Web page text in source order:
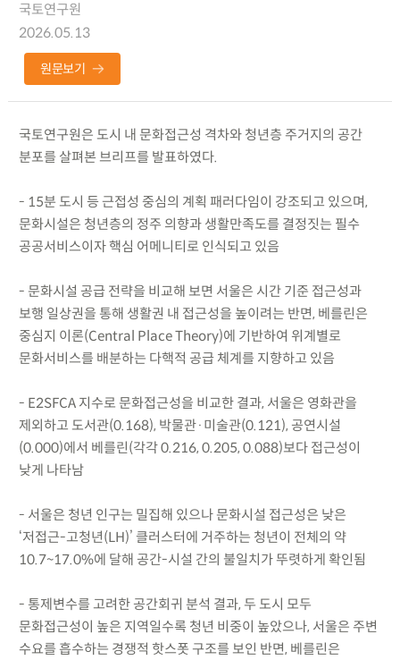
국토연구원
2026.05.13
원문보기
국토연구원은 도시 내 문화접근성 격차와 청년층 주거지의 공간
분포를 살펴본 브리프를 발표하였다.
- 15분 도시 등 근접성 중심의 계획 패러다임이 강조되고 있으며,
문화시설은 청년층의 정주 의향과 생활만족도를 결정짓는 필수
공공서비스이자 핵심 어메니티로 인식되고 있음
- 문화시설 공급 전략을 비교해 보면 서울은 시간 기준 접근성과
보행 일상권을 통해 생활권 내 접근성을 높이려는 반면, 베를린은
중심지 이론(Central Place Theory)에 기반하여 위계별로
문화서비스를 배분하는 다핵적 공급 체계를 지향하고 있음
- E2SFCA 지수로 문화접근성을 비교한 결과, 서울은 영화관을
제외하고 도서관(0.168), 박물관·미술관(0.121), 공연시설
(0.000)에서 베를린(각각 0.216, 0.205, 0.088)보다 접근성이
낮게 나타남
- 서울은 청년 인구는 밀집해 있으나 문화시설 접근성은 낮은
‘저접근-고청년(LH)’ 클러스터에 거주하는 청년이 전체의 약
10.7~17.0%에 달해 공간-시설 간의 불일치가 뚜렷하게 확인됨
- 통제변수를 고려한 공간회귀 분석 결과, 두 도시 모두
문화접근성이 높은 지역일수록 청년 비중이 높았으나, 서울은 주변
수요를 흡수하는 경쟁적 핫스폿 구조를 보인 반면, 베를린은